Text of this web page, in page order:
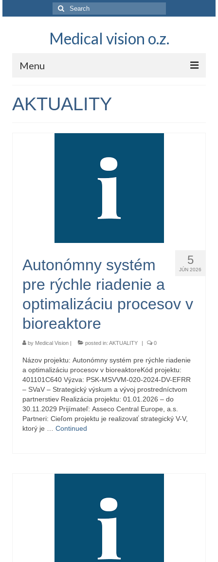
Search
for:
Medical vision o.z.
Menu
NAŠA VÍZIA
AKTUALITY
AKTUALITY
5
JÚN 2026
Autonómny systém
pre rýchle riadenie a
optimalizáciu procesov v
bioreaktore
by Medical Vision | posted in: AKTUALITY | 0
Názov projektu: Autonómny systém pre rýchle riadenie
a optimalizáciu procesov v bioreaktoreKód projektu:
401101C640 Výzva: PSK-MSVVM-020-2024-DV-EFRR
– SVaV – Strategický výskum a vývoj prostredníctvom
partnerstiev Realizácia projektu: 01.01.2026 – do
30.11.2029 Prijímateľ: Asseco Central Europe, a.s.
Partneri: Cieľom projektu je realizovať strategický V-V,
ktorý je … Continued